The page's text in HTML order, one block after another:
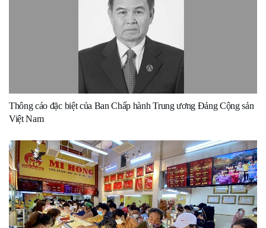
Thông cáo đặc biệt của Ban Chấp hành Trung ương Đảng Cộng sản
Việt Nam